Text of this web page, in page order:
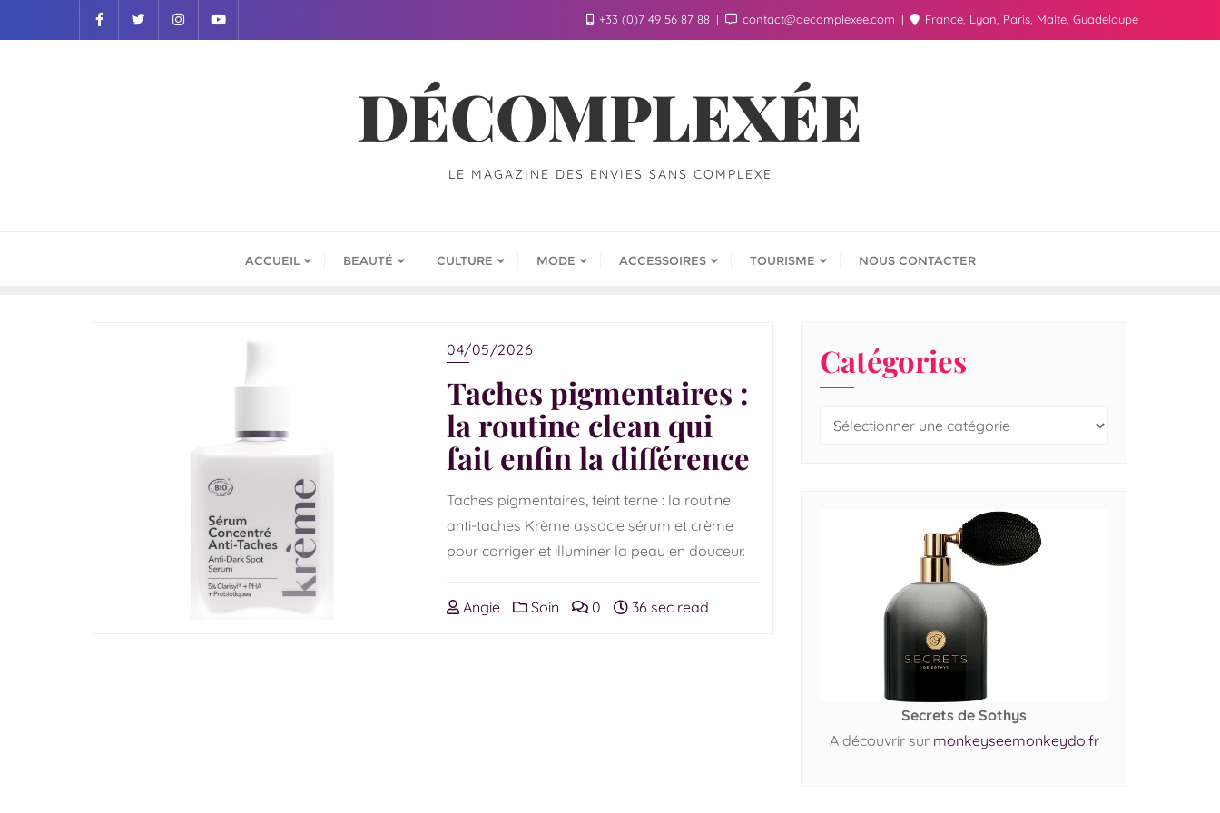
+33 (0)7 49 56 87 88 contact@decomplexee.com France, Lyon, Paris, Malte, Guadeloupe
DÉCOMPLEXÉE
LE MAGAZINE DES ENVIES SANS COMPLEXE
ACCUEIL BEAUTÉ CULTURE MODE ACCESSOIRES TOURISME NOUS CONTACTER
04/05/2026
Taches pigmentaires :
la routine clean qui
fait enfin la différence
Taches pigmentaires, teint terne : la routine
anti-taches Krème associe sérum et crème
pour corriger et illuminer la peau en douceur.
Angie Soin 0 36 sec read
Catégories
Secrets de Sothys
A découvrir sur monkeyseemonkeydo.fr